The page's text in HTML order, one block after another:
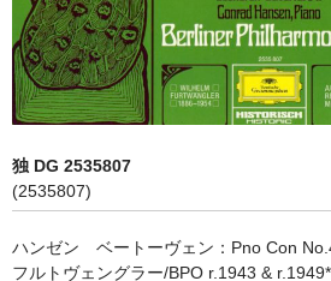
歌曲
古楽曲
CD&BOOK
PICK UP
独 DG 2535807
(2535807)
ハンゼン ベートーヴェン：Pno Con
フルトヴェングラー/BPO r.1943 & r.1949*